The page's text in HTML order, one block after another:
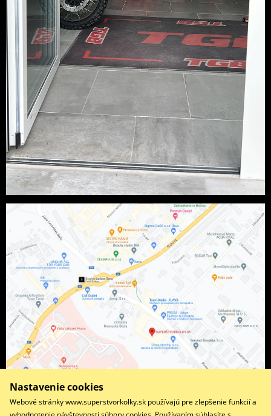
Nastavenie cookies
Webové stránky www.superstvorkolky.sk používajú pre zlepšenie funkcií a